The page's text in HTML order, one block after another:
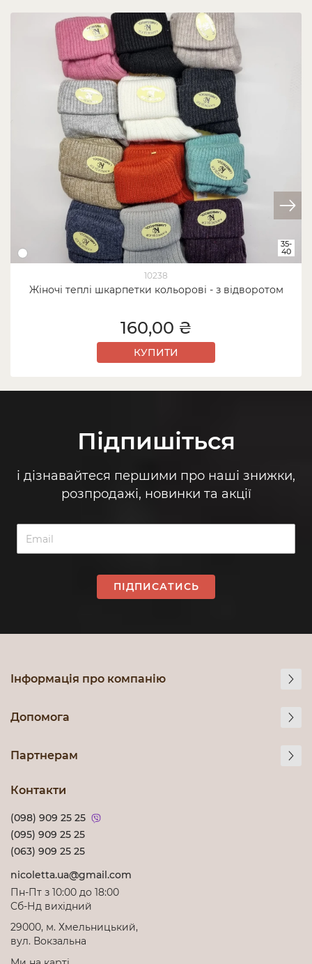
10238
Жіночі теплі шкарпетки кольорові - з відворотом
35-
40
160,00 ₴
КУПИТИ
Підпишіться
і дізнавайтеся першими про наші знижки,
розпродажі, новинки та акції
ПІДПИСАТИСЬ
Інформація про компанію
Допомога
Партнерам
Контакти
(098) 909 25 25
(095) 909 25 25
(063) 909 25 25
nicoletta.ua@gmail.com
Пн-Пт з 10:00 до 18:00
Cб-Нд вихідний
29000, м. Хмельницький,
вул. Вокзальна